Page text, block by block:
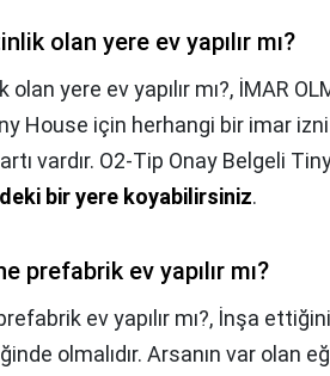
olan yere ev yapılır mı?
yere ev yapılır mı?, İMAR
House için herhangi bir imar
vardır. O2-Tip Onay Belgeli
bir yere koyabilirsiniz.
prefabrik ev yapılır mı?
ev yapılır mı?, İnşa
olmalıdır. Arsanın var olan